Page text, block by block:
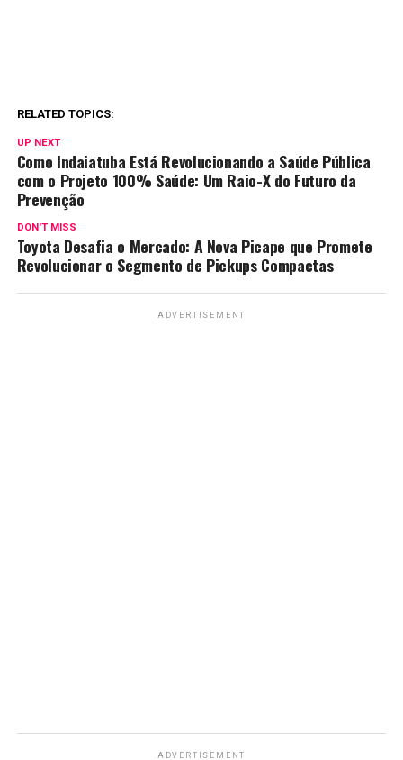
RELATED TOPICS:
UP NEXT
Como Indaiatuba Está Revolucionando a Saúde Pública
com o Projeto 100% Saúde: Um Raio-X do Futuro da
Prevenção
DON'T MISS
Toyota Desafia o Mercado: A Nova Picape que Promete
Revolucionar o Segmento de Pickups Compactas
ADVERTISEMENT
ADVERTISEMENT